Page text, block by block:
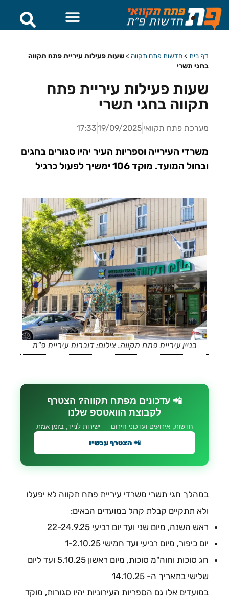
דף בית >חדשות פתח תקווה >שעות פעילות עיריית פתח תקווה
בחגי תשרי
שעות פעילות עיריית פתח
תקווה בחגי תשרי
מערכת פתח תקוואי 19/09/2025
17:33
משרדי העירייה וספריות העיר יהיו סגורים בחגים
ובחול המועד. מוקד 106 ימשיך לפעול כרגיל
בניין עיריית פתח תקווה. צילום: דוברות עיריית פ"ת
📲 עדכונים מפתח תקווה? הצטרף
לקבוצת הוואטספ שלנו
חדשות, אירועים ועדכוני חירום — ישירות לנייד, בזמן אמת
📲 הצטרף עכשיו
במהלך חגי תשרי משרדי עיריית פתח תקווה לא יפעלו
ולא תתקיים קבלת קהל במועדים הבאים:
ראש השנה, מיום שני ועד יום רביעי 22-24.9.25
יום כיפור, מיום רביעי ועד חמישי 1-2.10.25
חג סוכות וחוה"מ סוכות, מיום ראשון 5.10.25 ועד ליום
שלישי בתאריך ה- 14.10.25
במועדים אלו גם הספריות העירוניות יהיו סגורות, מוקד